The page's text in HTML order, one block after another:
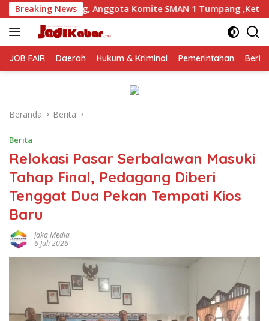
Langsung
ke
konten
Breaking News
Komite SMAN 1 Tumpang ,Ketua DPD IWOI Buka suara
JOB FAIR Daerah Hukum & Kriminal Pemerintahan
Beranda Berita
Berita
Relokasi Pasar Serbalawan Masuki
Tahap Final, Pedagang Diberi
Tenggat Dua Pekan Tempati Kios
Baru
Jaka Media
6 Juli 2026